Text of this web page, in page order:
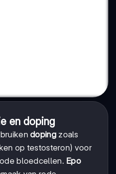
en doping
dopingzoals
op testosteron) voor
bloedcellen. Epo